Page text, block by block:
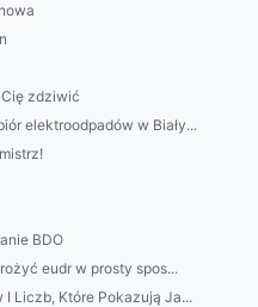
zdziwić
elektroodpadów w Biały...
BDO
eudr w prosty spos...
Liczb, Które Pokazują Ja...